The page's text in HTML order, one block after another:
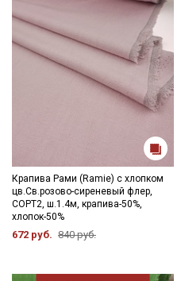
Крапива Рами (Ramie) с хлопком
цв.Св.розово-сиреневый флер,
СОРТ2, ш.1.4м, крапива-50%,
хлопок-50%
672 руб. 840 руб.